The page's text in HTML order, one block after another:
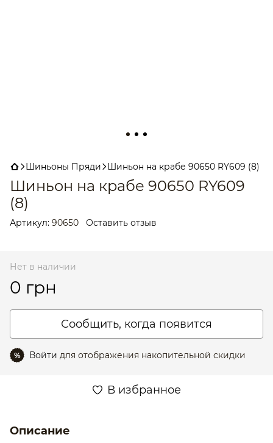
Шиньоны Пряди Шиньон на крабе 90650 RY609 (8)
Шиньон на крабе 90650 RY609
(8)
Артикул: 90650 Оставить отзыв
Нет в наличии
0 грн
Сообщить, когда появится
% Войти для отображения накопительной скидки
В избранное
Описание